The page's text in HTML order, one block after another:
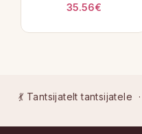
35.56€
💃 Tantsijatelt tantsijatele